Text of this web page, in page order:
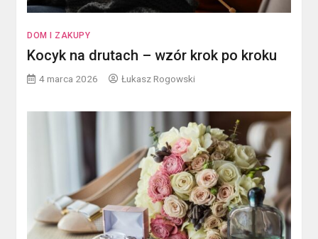
DOM I ZAKUPY
Kocyk na drutach – wzór krok po kroku
4 marca 2026 Łukasz Rogowski